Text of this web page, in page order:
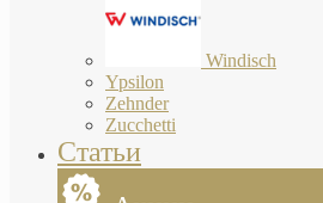
Windisch
Ypsilon
Zehnder
Zucchetti
Статьи